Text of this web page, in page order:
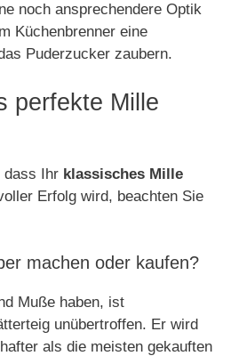
noch ansprechendere Optik
Küchenbrenner eine
Puderzucker zaubern.
perfekte Mille
dass Ihr klassisches Mille
Erfolg wird, beachten Sie
machen oder kaufen?
Muße haben, ist
unübertroffen. Er wird
als die meisten gekauften